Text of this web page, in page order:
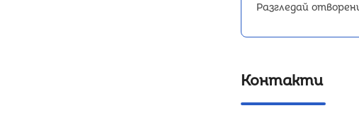
Разгледай
Контакти